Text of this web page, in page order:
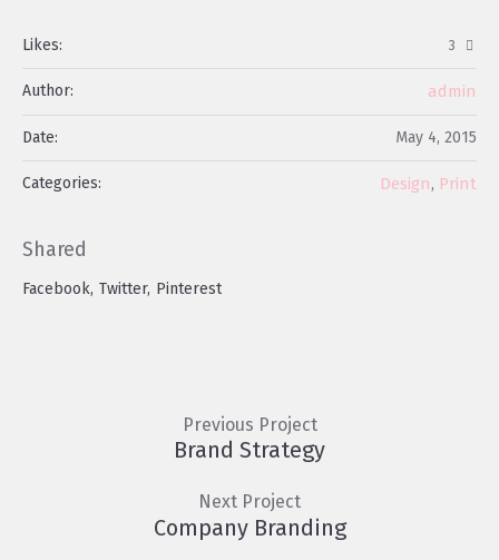
Likes: 3
Author: admin
Date: May 4, 2015
Categories: Design, Print
Shared
Facebook Twitter Pinterest
Brand Strategy
Previous Project
Company Branding
Next Project